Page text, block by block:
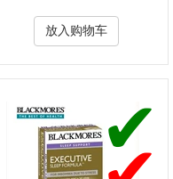
放入购物车